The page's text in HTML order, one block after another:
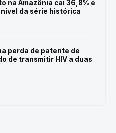
na Amazônia cai 36,8% e
da série histórica
perda de patente de
de transmitir HIV a duas